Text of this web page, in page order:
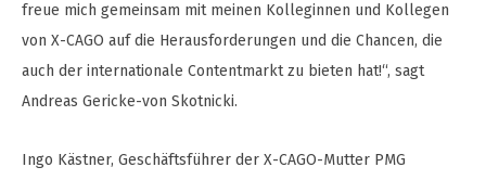
freue mich gemeinsam mit meinen Kolleginnen und Kollegen
von X-CAGO auf die Herausforderungen und die Chancen, die
auch der internationale Contentmarkt zu bieten hat!“, sagt
Andreas Gericke-von Skotnicki.
Ingo Kästner, Geschäftsführer der X-CAGO-Mutter PMG